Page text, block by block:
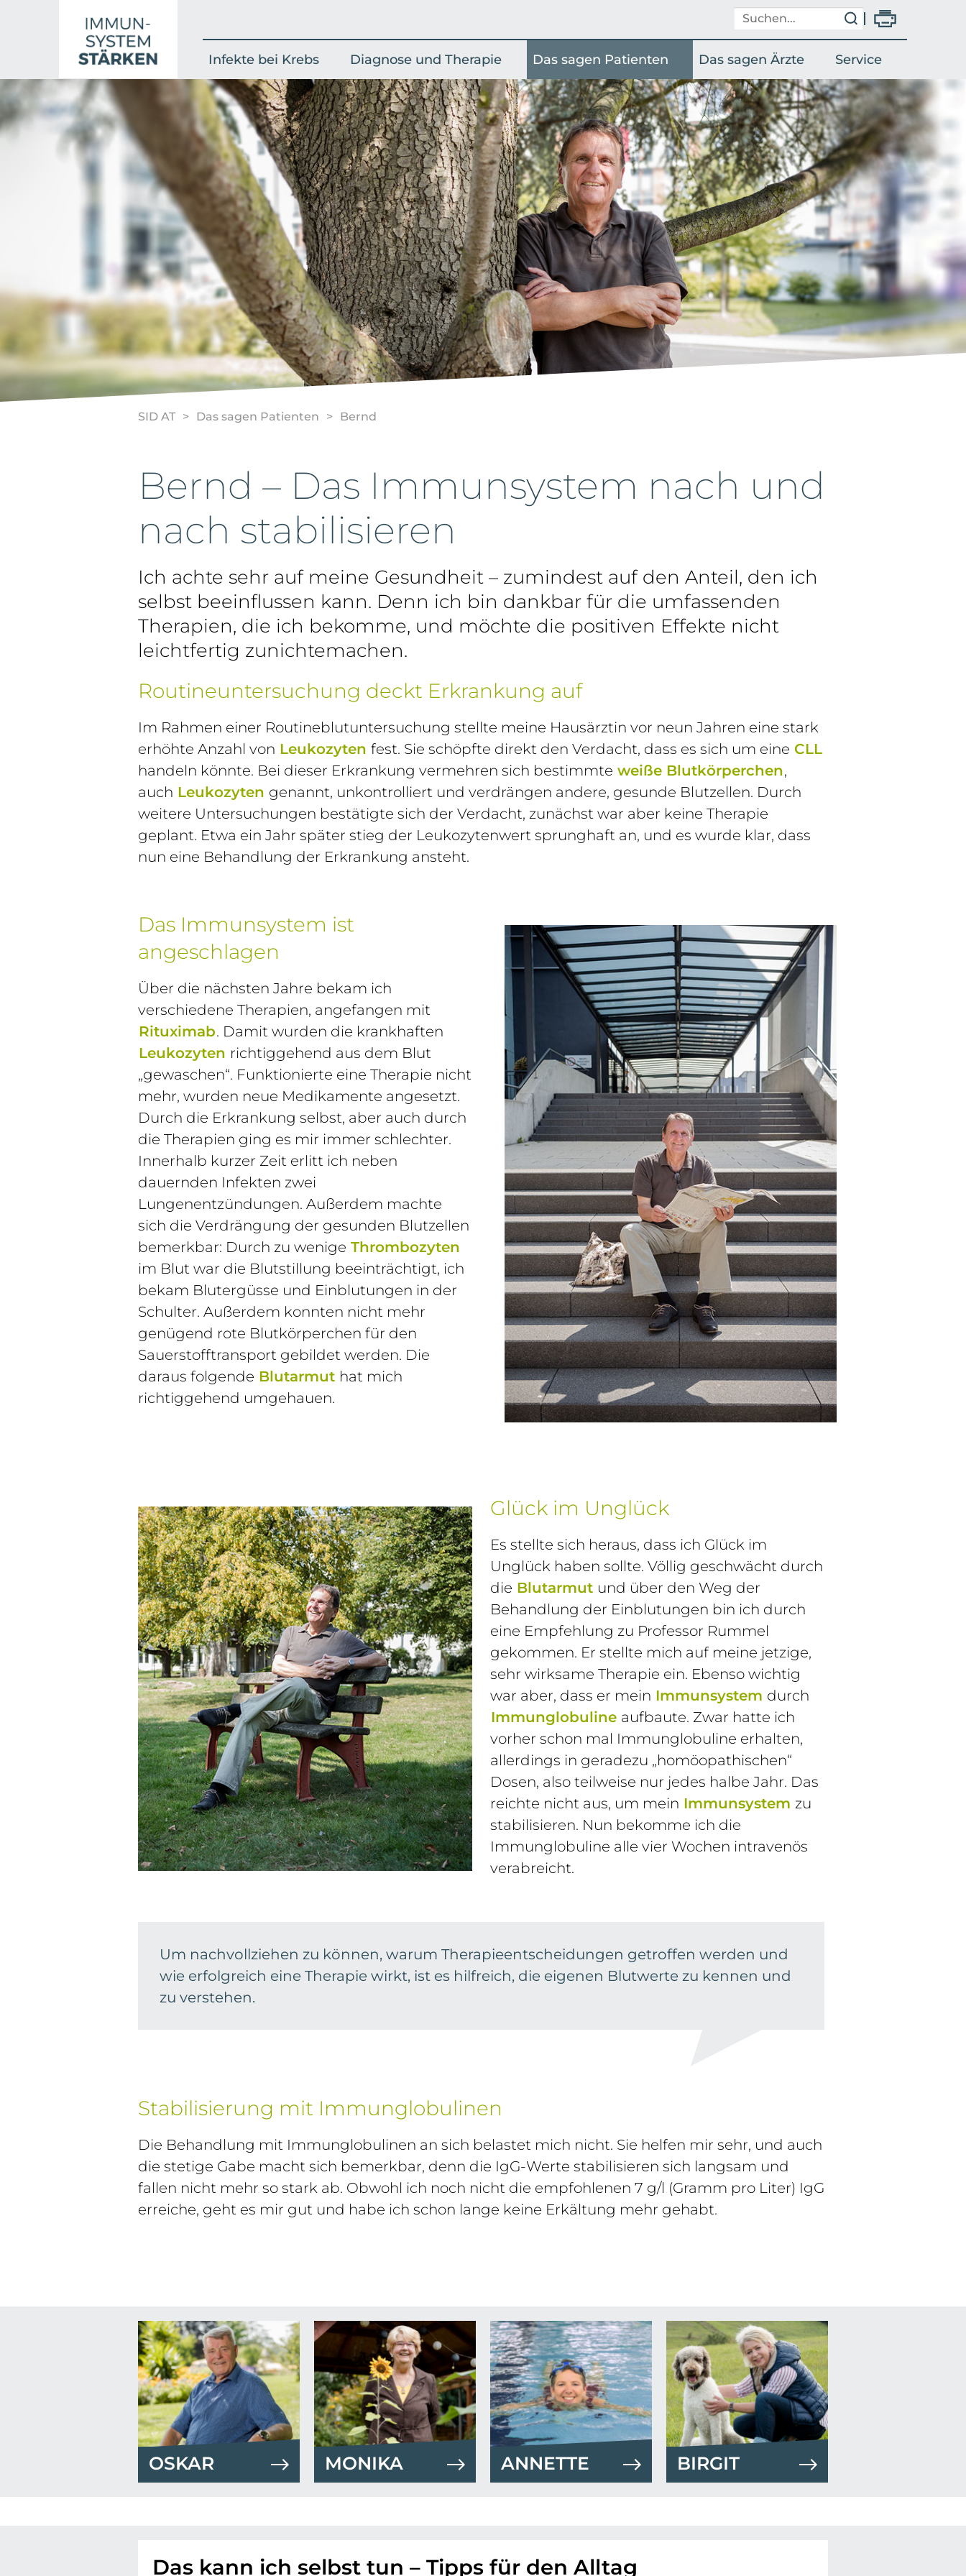
Infekte bei Krebs Diagnose und Therapie Das sagen Patienten Das sagen Ärzte Service
SID AT Das sagen Patienten Bernd
Bernd – Das Immunsystem nach und
nach stabilisieren
Ich achte sehr auf meine Gesundheit – zumindest auf den Anteil, den ich
selbst beeinflussen kann. Denn ich bin dankbar für die umfassenden
Therapien, die ich bekomme, und möchte die positiven Effekte nicht
leichtfertig zunichtemachen.
Routineuntersuchung deckt Erkrankung auf
Im Rahmen einer Routineblutuntersuchung stellte meine Hausärztin vor neun Jahren eine stark
erhöhte Anzahl von Leukozyten fest. Sie schöpfte direkt den Verdacht, dass es sich um eine CLL
handeln könnte. Bei dieser Erkrankung vermehren sich bestimmte weiße Blutkörperchen,
auch Leukozyten genannt, unkontrolliert und verdrängen andere, gesunde Blutzellen. Durch
weitere Untersuchungen bestätigte sich der Verdacht, zunächst war aber keine Therapie
geplant. Etwa ein Jahr später stieg der Leukozytenwert sprunghaft an, und es wurde klar, dass
nun eine Behandlung der Erkrankung ansteht.
Das Immunsystem ist
angeschlagen
Über die nächsten Jahre bekam ich
verschiedene Therapien, angefangen mit
Rituximab. Damit wurden die krankhaften
Leukozyten richtiggehend aus dem Blut
„gewaschen“. Funktionierte eine Therapie nicht
mehr, wurden neue Medikamente angesetzt.
Durch die Erkrankung selbst, aber auch durch
die Therapien ging es mir immer schlechter.
Innerhalb kurzer Zeit erlitt ich neben
dauernden Infekten zwei
Lungenentzündungen. Außerdem machte
sich die Verdrängung der gesunden Blutzellen
bemerkbar: Durch zu wenige Thrombozyten
im Blut war die Blutstillung beeinträchtigt, ich
bekam Blutergüsse und Einblutungen in der
Schulter. Außerdem konnten nicht mehr
genügend rote Blutkörperchen für den
Sauerstofftransport gebildet werden. Die
daraus folgende Blutarmut hat mich
richtiggehend umgehauen.
Glück im Unglück
Es stellte sich heraus, dass ich Glück im
Unglück haben sollte. Völlig geschwächt durch
die Blutarmut und über den Weg der
Behandlung der Einblutungen bin ich durch
eine Empfehlung zu Professor Rummel
gekommen. Er stellte mich auf meine jetzige,
sehr wirksame Therapie ein. Ebenso wichtig
war aber, dass er mein Immunsystem durch
Immunglobuline aufbaute. Zwar hatte ich
vorher schon mal Immunglobuline erhalten,
allerdings in geradezu „homöopathischen“
Dosen, also teilweise nur jedes halbe Jahr. Das
reichte nicht aus, um mein Immunsystem zu
stabilisieren. Nun bekomme ich die
Immunglobuline alle vier Wochen intravenös
verabreicht.
Um nachvollziehen zu können, warum Therapieentscheidungen getroffen werden und
wie erfolgreich eine Therapie wirkt, ist es hilfreich, die eigenen Blutwerte zu kennen und
zu verstehen.
Stabilisierung mit Immunglobulinen
Die Behandlung mit Immunglobulinen an sich belastet mich nicht. Sie helfen mir sehr, und auch
die stetige Gabe macht sich bemerkbar, denn die IgG-Werte stabilisieren sich langsam und
fallen nicht mehr so stark ab. Obwohl ich noch nicht die empfohlenen 7 g/l (Gramm pro Liter) IgG
erreiche, geht es mir gut und habe ich schon lange keine Erkältung mehr gehabt.
OSKAR MONIKA ANNETTE BIRGIT
Das kann ich selbst tun – Tipps für den Alltag